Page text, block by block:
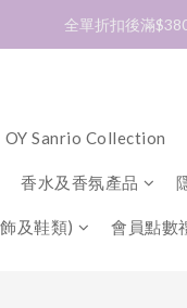
加入會員❤️生日月首
加入會員❤️生日月首
OY Sanrio Collection
香水及香氛產品
及鞋類) 會員點數